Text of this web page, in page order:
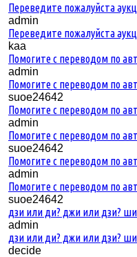
Переведите пожалуйста
admin
Переведите пожалуйста
kaa
Помогите с переводом по
admin
Помогите с переводом по
suoe24642
Помогите с переводом по
admin
Помогите с переводом по
suoe24642
Помогите с переводом по
admin
Помогите с переводом по
suoe24642
дзи или ди? джи или дзи? ши
admin
дзи или ди? джи или дзи? ши
decide